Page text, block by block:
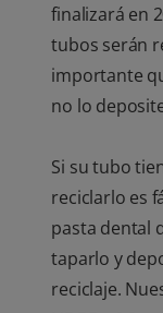
finalizará en
tubos serán
importante
no lo
Si su tubo
reciclarlo es
pasta dental
taparlo y
reciclaje.